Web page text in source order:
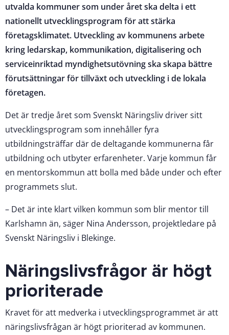
utvalda kommuner som under året ska delta i ett
nationellt utvecklingsprogram för att stärka
företagsklimatet. Utveckling av kommunens arbete
kring ledarskap, kommunikation, digitalisering och
serviceinriktad myndighetsutövning ska skapa bättre
förutsättningar för tillväxt och utveckling i de lokala
företagen.
Det är tredje året som Svenskt Näringsliv driver sitt
utvecklingsprogram som innehåller fyra
utbildningsträffar där de deltagande kommunerna får
utbildning och utbyter erfarenheter. Varje kommun får
en mentorskommun att bolla med både under och efter
programmets slut.
– Det är inte klart vilken kommun som blir mentor till
Karlshamn än, säger Nina Andersson, projektledare på
Svenskt Näringsliv i Blekinge.
Näringslivsfrågor är högt
prioriterade
Kravet för att medverka i utvecklingsprogrammet är att
näringslivsfrågan är högt prioriterad av kommunen.